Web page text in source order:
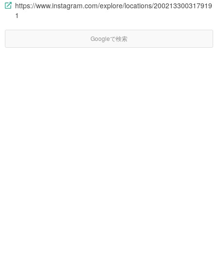
https://www.instagram.com/explore/locations/200213300317919
1
Googleで検索